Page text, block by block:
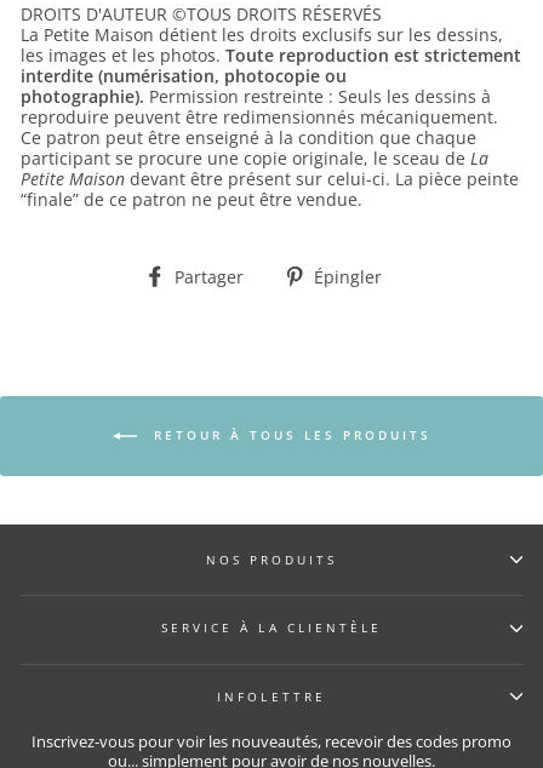
DROITS D'AUTEUR ©TOUS DROITS RÉSERVÉS
La Petite Maison détient les droits exclusifs sur les dessins,
les images et les photos. Toute reproduction est strictement
interdite (numérisation, photocopie ou
photographie). Permission restreinte : Seuls les dessins à
reproduire peuvent être redimensionnés mécaniquement.
Ce patron peut être enseigné à la condition que chaque
participant se procure une copie originale, le sceau de La
Petite Maison devant être présent sur celui-ci. La pièce peinte
“finale” de ce patron ne peut être vendue.
Partager
PartagerÉpingler
RETOUR À TOUS LES PRODUITS
NOS PRODUITS
SERVICE À LA CLIENTÈLE
INFOLETTRE
Inscrivez-vous pour voir les nouveautés, recevoir des codes promo
ou... simplement pour avoir de nos nouvelles.